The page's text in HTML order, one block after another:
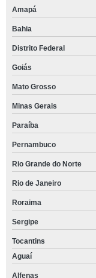
Amapá
Bahia
Distrito Federal
Goiás
Mato Grosso
Minas Gerais
Paraíba
Pernambuco
Rio Grande do Norte
Rio de Janeiro
Roraima
Sergipe
Tocantins
Aguaí
Alfenas